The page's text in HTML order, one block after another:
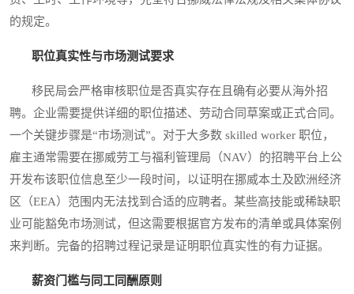
的规定。
职位真实性与市场测试要求
移民局会严格审核职位是否真实存在且确有必要从海外招
聘。企业需要提供详细的职位描述、劳动合同草案或正式合同。
一个关键步骤是“市场测试”。对于大多数 skilled worker 职位，
雇主通常需要在挪威劳工与福利管理局（NAV）的招聘平台上公
开发布该职位信息至少一段时间，以证明在挪威本土及欧洲经济
区（EEA）范围内无法找到合适的应聘者。某些高技能或稀缺职
业可能豁免市场测试，但这需要根据官方发布的清单或具体案例
来判断。完备的招聘过程记录是证明职位真实性的有力证据。
薪资门槛与同工同酬原则